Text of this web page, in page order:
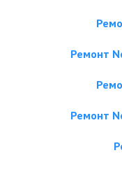
Ремонт
Ремонт